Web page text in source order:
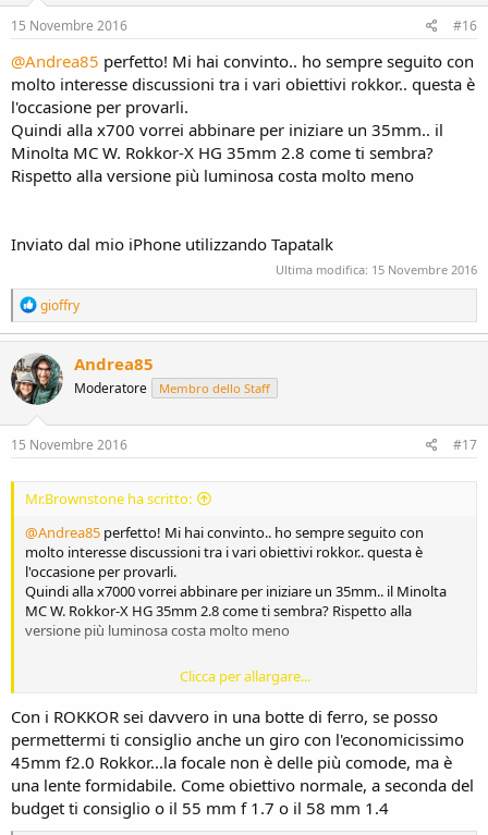
15 Novembre 2016 #16
@Andrea85 perfetto! Mi hai convinto.. ho sempre seguito con
molto interesse discussioni tra i vari obiettivi rokkor.. questa è
l'occasione per provarli.
Quindi alla x700 vorrei abbinare per iniziare un 35mm.. il
Minolta MC W. Rokkor-X HG 35mm 2.8 come ti sembra?
Rispetto alla versione più luminosa costa molto meno
Inviato dal mio iPhone utilizzando Tapatalk
Ultima modifica: 15 Novembre 2016
R
e
a
c
t
i
o
n
s
gioffry
Andrea85
Moderatore Membro dello Staff
15 Novembre 2016 #17
Mr.Brownstone ha scritto:
@Andrea85 perfetto! Mi hai convinto.. ho sempre seguito con
molto interesse discussioni tra i vari obiettivi rokkor.. questa è
l'occasione per provarli.
Quindi alla x7000 vorrei abbinare per iniziare un 35mm.. il Minolta
MC W. Rokkor-X HG 35mm 2.8 come ti sembra? Rispetto alla
versione più luminosa costa molto meno
Inviato dal mio iPhone utilizzando Tapatalk
Clicca per allargare...
Con i ROKKOR sei davvero in una botte di ferro, se posso
permettermi ti consiglio anche un giro con l'economicissimo
45mm f2.0 Rokkor...la focale non è delle più comode, ma è
una lente formidabile. Come obiettivo normale, a seconda del
budget ti consiglio o il 55 mm f 1.7 o il 58 mm 1.4